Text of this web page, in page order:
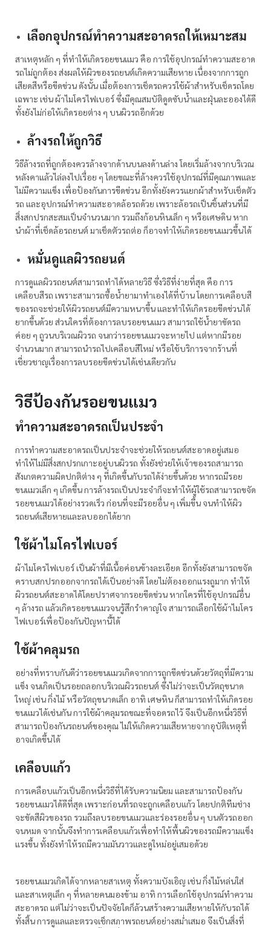
เลือกอุปกรณ์ทำความสะอาดรถให้เหมาะสม
สาเหตุหลัก ๆ ที่ทำให้เกิดรอยขนแมว คือ การใช้อุปกรณ์ทำความสะอาด
รถไม่ถูกต้อง ส่งผลให้ผิวของรถยนต์เกิดความเสียหาย เนื่องจากการถูก
เสียดสีหรือขีดข่วน ดังนั้น เมื่อต้องการเช็ดรถควรใช้ผ้าสำหรับเช็ดรถโดย
เฉพาะ เช่น ผ้าไมโครไฟเบอร์ ซึ่งมีคุณสมบัติดูดซับน้ำและฝุ่นละอองได้ดี
ทั้งยังไม่ก่อให้เกิดรอยต่าง ๆ บนผิวรถอีกด้วย
ล้างรถให้ถูกวิธี
วิธีล้างรถที่ถูกต้องควรล้างจากด้านบนลงด้านล่าง โดยเริ่มล้างจากบริเวณ
หลังคาแล้วไล่ลงไปเรื่อย ๆ โดยขณะที่ล้างควรใช้อุปกรณ์ที่มีคุณภาพและ
ไม่มีความแข็ง เพื่อป้องกันการขีดข่วน อีกทั้งยังควรแยกผ้าสำหรับเช็ดตัว
รถ และอุปกรณ์ทำความสะอาดล้อรถด้วย เพราะล้อรถเป็นชิ้นส่วนที่มี
สิ่งสกปรกสะสมเป็นจำนวนมาก รวมถึงก้อนหินเล็ก ๆ หรือเศษดิน หาก
นำผ้าที่เช็ดล้อรถยนต์ มาเช็ดตัวรถต่อ ก็อาจทำให้เกิดรอยขนแมวขึ้นได้
หมั่นดูแลผิวรถยนต์
การดูแลผิวรถยนต์สามารถทำได้หลายวิธี ซึ่งวิธีที่ง่ายที่สุด คือ การ
เคลือบสีรถ เพราะสามารถซื้อน้ำยามาทำเองได้ที่บ้าน โดยการเคลือบสี
ของรถจะช่วยให้ผิวรถยนต์มีความหนาขึ้น และทำให้เกิดรอยขีดข่วนได้
ยากขึ้นด้วย ส่วนใครที่ต้องการลบรอยขนแมว สามารถใช้น้ำยาขัดรถ
ค่อย ๆ ถูวนบริเวณผิวรถ จนกว่ารอยขนแมวจะหายไป แต่หากมีรอย
จำนวนมาก สามารถนำรถไปเคลือบสีใหม่ หรือใช้บริการจากร้านที่
เชี่ยวชาญเรื่องการลบรอยขีดข่วนได้เช่นเดียวกัน
วิธีป้องกันรอยขนแมว
ทำความสะอาดรถเป็นประจำ
การทำความสะอาดรถเป็นประจำจะช่วยให้รถยนต์สะอาดอยู่เสมอ
ทำให้ไม่มีสิ่งสกปรกเกาะอยู่บนผิวรถ ทั้งยังช่วยให้เจ้าของรถสามารถ
สังเกตความผิดปกติต่าง ๆ ที่เกิดขึ้นกับรถได้ง่ายขึ้นด้วย หากรถมีรอย
ขนแมวเล็ก ๆ เกิดขึ้น การล้างรถเป็นประจำก็จะทำให้ผู้ใช้รถสามารถขจัด
รอยขนแมวได้อย่างรวดเร็ว ก่อนที่จะมีรอยอื่น ๆ เพิ่มขึ้น จนทำให้ผิว
รถยนต์เสียหายและลบออกได้ยาก
ใช้ผ้าไมโครไฟเบอร์
ผ้าไมโครไฟเบอร์ เป็นผ้าที่มีเนื้อค่อนข้างละเอียด อีกทั้งยังสามารถขจัด
คราบสกปรกออกจากรถได้เป็นอย่างดี โดยไม่ต้องออกแรงถูมาก ทำให้
ผิวรถยนต์สะอาดได้โดยปราศจากรอยขีดข่วน หากใครที่ใช้อุปกรณ์อื่น
ๆ ล้างรถ แล้วเกิดรอยขนแมวจนรู้สึกรำคาญใจ สามารถเลือกใช้ผ้าไมโคร
ไฟเบอร์เพื่อป้องกันปัญหานี้ได้
ใช้ผ้าคลุมรถ
อย่างที่ทราบกันดีว่ารอยขนแมวเกิดจากการถูกขีดข่วนด้วยวัตถุที่มีความ
แข็ง จนเกิดเป็นรอยถลอกบริเวณผิวรถยนต์ ซึ่งไม่ว่าจะเป็นวัตถุขนาด
ใหญ่ เช่น กิ่งไม้ หรือวัตถุขนาดเล็ก อาทิ เศษหิน ก็สามารถทำให้เกิดรอย
ขนแมวได้เช่นกัน การใช้ผ้าคลุมรถขณะที่จอดรถไว้ จึงเป็นอีกหนึ่งวิธีที่
สามารถป้องกันรถยนต์ของคุณ ไม่ให้เกิดความเสียหายจากอุบัติเหตุที่
อาจเกิดขึ้นได้
เคลือบแก้ว
การเคลือบแก้วเป็นอีกหนึ่งวิธีที่ได้รับความนิยม และสามารถป้องกัน
รอยขนแมวได้ดีที่สุด เพราะก่อนที่รถจะถูกเคลือบแก้ว โดยปกติทีมช่าง
จะขัดสีผิวของรถ รวมถึงลบรอยขนแมวและร่องรอยอื่น ๆ บนตัวรถออก
จนหมด จากนั้นจึงทำการเคลือบแก้วเพื่อทำให้พื้นผิวของรถมีความแข็ง
แรงขึ้น ทั้งยังทำให้รถมีความมันวาวและดูใหม่อยู่เสมอด้วย
รอยขนแมวเกิดได้จากหลายสาเหตุ ทั้งความบังเอิญ เช่น กิ่งไม้หล่นใส่
และสาเหตุเล็ก ๆ ที่หลายคนมองข้าม อาทิ การเลือกใช้อุปกรณ์ทำความ
สะอาดรถ แต่ไม่ว่าจะเป็นปัจจัยใดก็ล้วนสร้างความเสียหายให้กับรถได้
ทั้งสิ้น การดูแลและตรวจเช็กสภาพรถยนต์อย่างสม่ำเสมอ จึงเป็นสิ่งที่